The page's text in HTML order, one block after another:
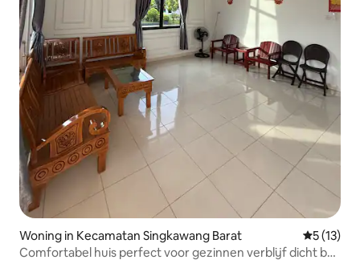
Woning in Kecamatan Singkawang Barat
5 (13)
Comfortabel huis perfect voor gezinnen verblijf dicht bij